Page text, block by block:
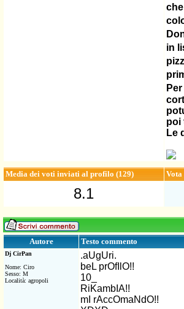
in
poi
Le
Media dei voti inviati al profilo (129) Vota
8.1
Autore
Testo commento
Dj CirPan
Nome: Ciro
Sesso: M
Località: agropoli
.aUgUri.
beL prOfIlO!!
10_
RiKambIA!!
mI rAccOmaNdO!!